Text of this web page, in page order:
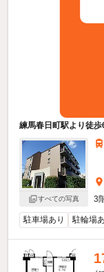
練馬春日町駅より徒
すべての写真
3
駐車場あり 駐輪場